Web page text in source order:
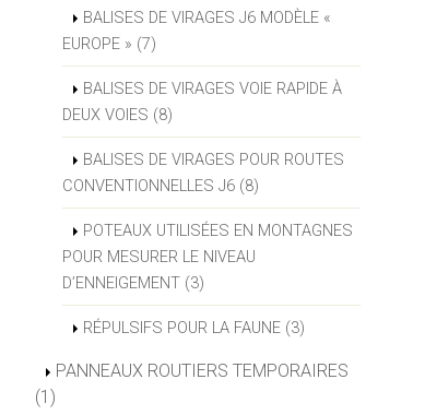
BALISES DE VIRAGES J6 MODÈLE «
EUROPE » (7)
BALISES DE VIRAGES VOIE RAPIDE À
DEUX VOIES (8)
BALISES DE VIRAGES POUR ROUTES
CONVENTIONNELLES J6 (8)
POTEAUX UTILISÉES EN MONTAGNES
POUR MESURER LE NIVEAU
D’ENNEIGEMENT (3)
RÉPULSIFS POUR LA FAUNE (3)
PANNEAUX ROUTIERS TEMPORAIRES
(1)